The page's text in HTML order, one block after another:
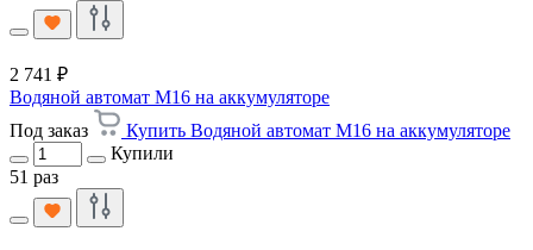
2 741 ₽
Водяной автомат M16 на аккумуляторе
Под заказ
Купить Водяной автомат M16 на аккумуляторе
Купили
51 раз